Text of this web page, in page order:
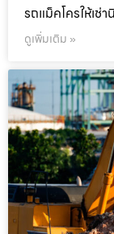
รถแม็คโครให้เช่
ดูเพิ่มเติม »